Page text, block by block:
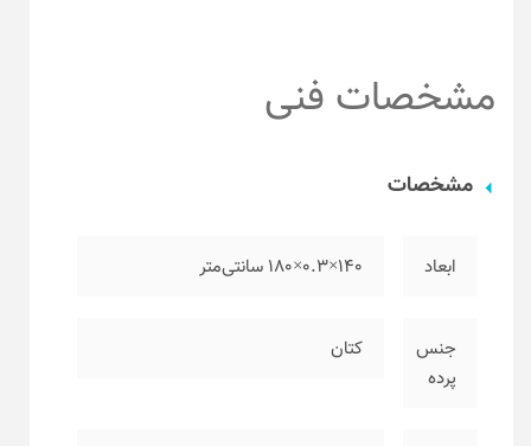
مشخصات فنی
مشخصات
ابعاد ۱۴۰×۰.۳×۱۸۰ سانتی‌متر
جنس
پرده
کتان